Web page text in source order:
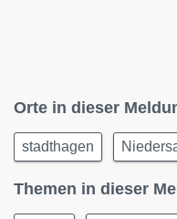
Orte in dieser
stadthagen
Themen in dieser